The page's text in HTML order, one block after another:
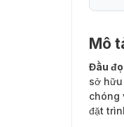
Mô
Đầu
sở
chóng
đặt